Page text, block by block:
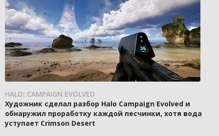
HALO: CAMPAIGN EVOLVED
Художник сделал разбор Halo Campaign Evolved и
обнаружил проработку каждой песчинки, хотя вода
уступает Crimson Desert